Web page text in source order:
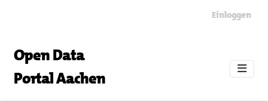
Einloggen
Open Data
Portal Aachen